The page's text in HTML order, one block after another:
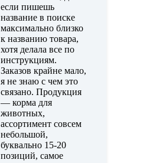
если пишешь
название в поиске
максимально близко
к названию товара,
хотя делала все по
инструкциям.
Заказов крайне мало,
я не знаю с чем это
связано. Продукция
— корма для
животных,
ассортимент совсем
небольшой,
буквально 15-20
позиций, самое